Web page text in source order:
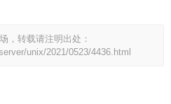
，转载请注明出处：
unix/2021/0523/4436.html